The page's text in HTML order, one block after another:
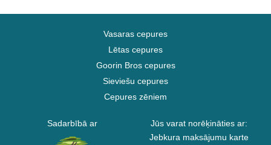
Vasaras cepures
Lētas cepures
Goorin Bros cepures
Sieviešu cepures
Cepures zēniem
Sadarbībā ar
Jūs varat norēķināties ar:
Jebkura maksājumu karte